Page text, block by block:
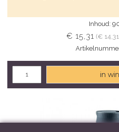
Inhoud:
€ 15,31 (€
in